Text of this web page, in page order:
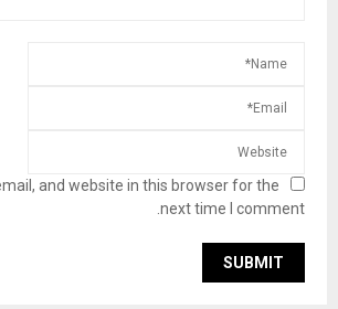
and website in this browser for the
next time I comment.